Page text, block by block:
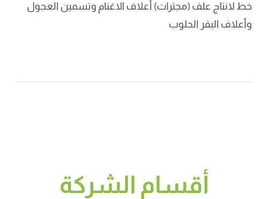
خط لانتاج علف (مجترات) أعلاف الاغنام وتسمين العجول
وأعلاف البقر الحلوب
أقسام الشركة